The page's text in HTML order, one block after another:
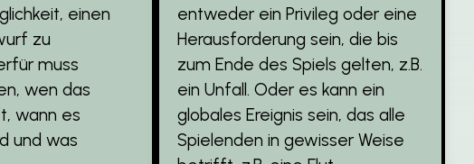
einen
zu
muss
wen das
wann es
und was
entweder ein Privileg oder eine
Herausforderung sein, die bis
zum Ende des Spiels gelten, z.B.
ein Unfall. Oder es kann ein
globales Ereignis sein, das alle
Spielenden in gewisser Weise